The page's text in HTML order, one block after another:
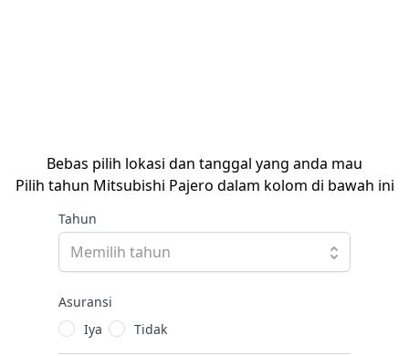
Bebas pilih lokasi dan tanggal yang anda mau
Pilih tahun Mitsubishi Pajero dalam kolom di bawah ini
Tahun
Asuransi
Iya
Tidak